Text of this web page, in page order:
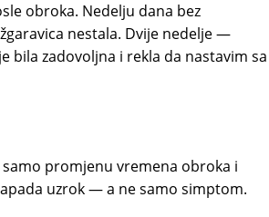
obroka. Nedelju dana bez
nestala. Dvije nedelje —
bila zadovoljna i rekla da nastavim sa
promjenu vremena obroka i
uzrok — a ne samo simptom.